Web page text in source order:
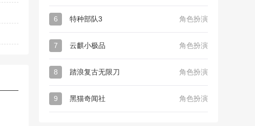
6 特种部队3 角色扮演
7 云麒小极品 角色扮演
8 踏浪复古无限刀 角色扮演
9 黑猫奇闻社 角色扮演